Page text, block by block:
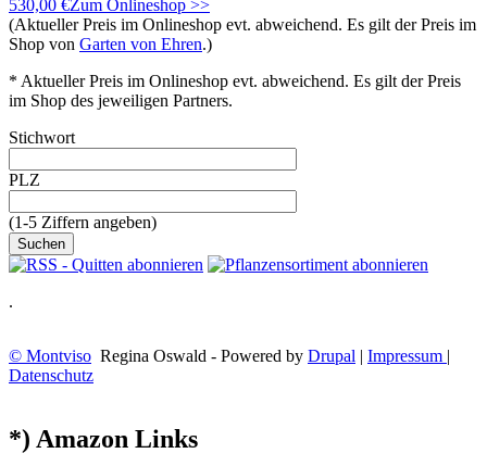
530,00 €Zum Onlineshop >>
(Aktueller Preis im Onlineshop evt. abweichend. Es gilt der Preis im
Shop von Garten von Ehren.)
* Aktueller Preis im Onlineshop evt. abweichend. Es gilt der Preis
im Shop des jeweiligen Partners.
Stichwort
PLZ
(1-5 Ziffern angeben)
.
© Montviso Regina Oswald - Powered by Drupal | Impressum |
Datenschutz
*) Amazon Links